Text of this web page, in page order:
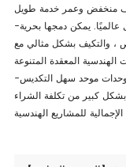
-توافق وحدات قوي: جميع المكونات قابلة للتبديل عالميًا. يمكن دمجها بحرية
، والتكيف بشكل مثالي مع
-توفير في التكاليف وقابل لإعادة التدوير: تصميم وحدات موحد سهل التكديس
كبير من تكلفة الشراء